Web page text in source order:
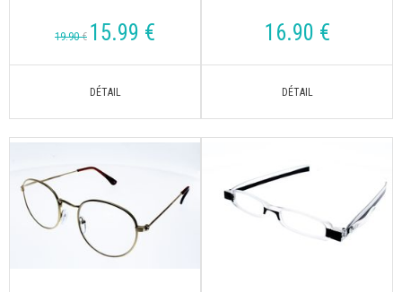
souple et légère
19.90 € 15.99 €
mr54
16.90 €